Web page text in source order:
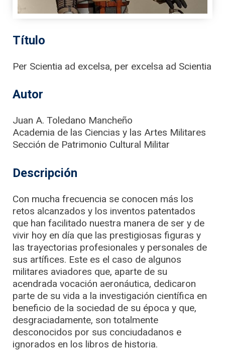
Título
Per Scientia ad excelsa, per excelsa ad Scientia
Autor
Juan A. Toledano Mancheño
Academia de las Ciencias y las Artes Militares
Sección de Patrimonio Cultural Militar
Descripción
Con mucha frecuencia se conocen más los
retos alcanzados y los inventos patentados
que han facilitado nuestra manera de ser y de
vivir hoy en día que las prestigiosas figuras y
las trayectorias profesionales y personales de
sus artífices. Este es el caso de algunos
militares aviadores que, aparte de su
acendrada vocación aeronáutica, dedicaron
parte de su vida a la investigación científica en
beneficio de la sociedad de su época y que,
desgraciadamente, son totalmente
desconocidos por sus conciudadanos e
ignorados en los libros de historia.